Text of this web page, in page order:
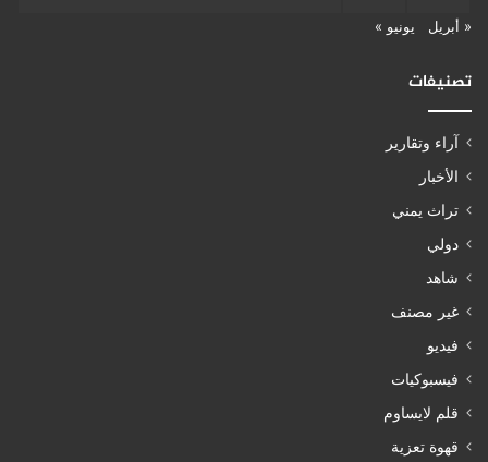
« أبريل يونيو »
تصنيفات
آراء وتقارير
الأخبار
تراث يمني
دولي
شاهد
غير مصنف
فيديو
فيسبوكيات
قلم لايساوم
قهوة تعزية